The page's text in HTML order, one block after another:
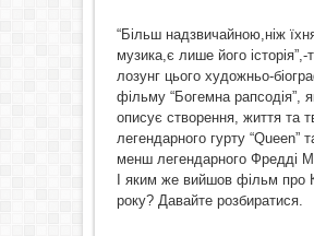
“Більш надзвичайною,ніж
музика,є лише його історія”,-
лозунг цього художньо-
фільму “Богемна рапсодія”,
описує створення, життя та
легендарного гурту “Queen”
менш легендарного Фредді
І яким же вийшов фільм про
року? Давайте розбиратися.